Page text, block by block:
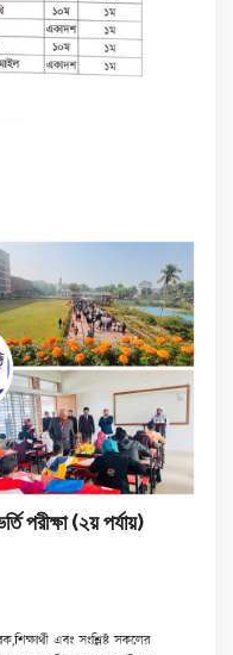
পরীক্ষা (২য় পর্যায়)